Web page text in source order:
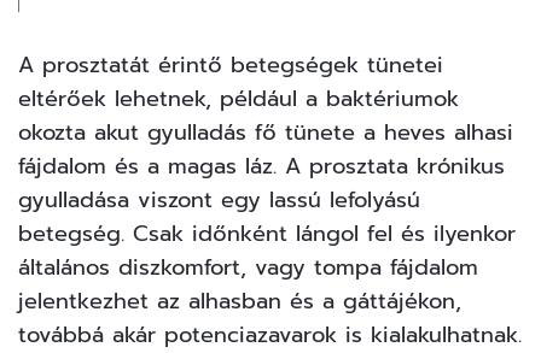
A prosztatát érintő betegségek tünetei
eltérőek lehetnek, például a baktériumok
okozta akut gyulladás fő tünete a heves alhasi
fájdalom és a magas láz. A prosztata krónikus
gyulladása viszont egy lassú lefolyású
betegség. Csak időnként lángol fel és ilyenkor
általános diszkomfort, vagy tompa fájdalom
jelentkezhet az alhasban és a gáttájékon,
továbbá akár potenciazavarok is kialakulhatnak.